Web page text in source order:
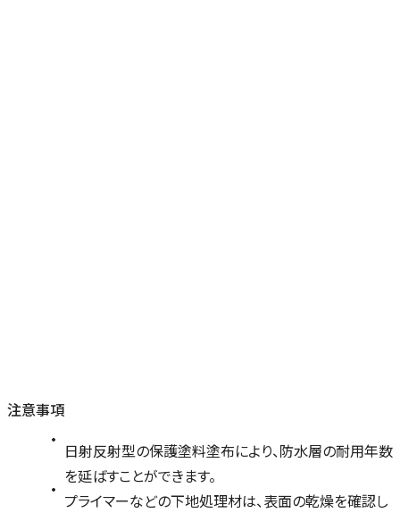
注意事項
日射反射型の保護塗料塗布により、防水層の耐用年数
を延ばすことができます。
プライマーなどの下地処理材は、表面の乾燥を確認し